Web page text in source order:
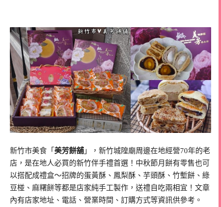
新竹市美食「 美芳餅舖 」，新竹城隍廟周邊在地經營70年的老
店，是在地人必買的新竹伴手禮首選！中秋節月餅有零售也可
以搭配成禮盒～招牌的蛋黃酥、鳳梨酥、芋頭酥、竹塹餅、綠
豆椪、麻糬餅等都是店家純手工製作，送禮自吃兩相宜！文章
內有店家地址、電話、營業時間、訂購方式等資訊供參考。